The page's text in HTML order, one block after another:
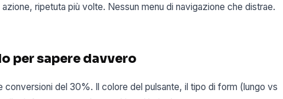
azione, ripetuta più volte. Nessun menu di navigazione che distrae.
per sapere davvero
conversioni del 30%. Il colore del pulsante, il tipo di form (lungo vs